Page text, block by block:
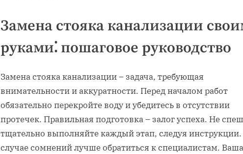
Замена стояка канализации
руками⁚ пошаговое руководство
Замена стояка канализации – задача, требующая
внимательности и аккуратности. Перед началом работ
обязательно перекройте воду и убедитесь в отсутствии
протечек. Правильная подготовка – залог успеха. Не
тщательно выполняйте каждый этап, следуя
случае сомнений лучше обратиться к специалистам. Ваша